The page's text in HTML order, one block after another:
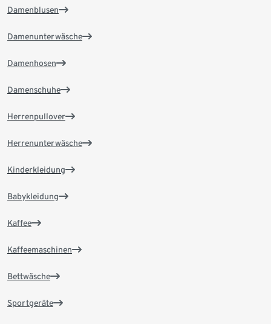
Damenblusen
Damenunterwäsche
Damenhosen
Damenschuhe
Herrenpullover
Herrenunterwäsche
Kinderkleidung
Babykleidung
Kaffee
Kaffeemaschinen
Bettwäsche
Sportgeräte